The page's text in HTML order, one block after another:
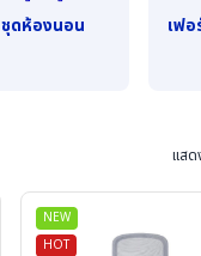
ชุดห้องนอน
เฟ
แสด
NEW
HOT